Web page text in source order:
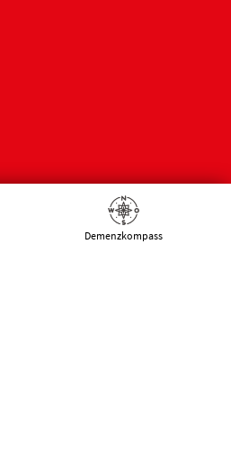
Demenz­kompass